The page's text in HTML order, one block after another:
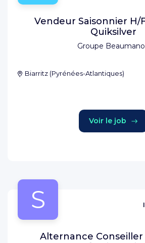
Groupe
Vendeur Saisonnier H/
Quiksilver
Biarritz (Pyrénées-Atlantiques)
Voir le job
S
Alternance